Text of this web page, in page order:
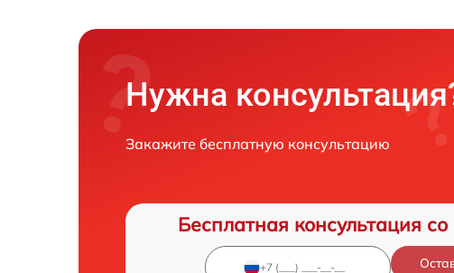
Нужна
Закажите бесплатную консультацию
Бесплатная консультация